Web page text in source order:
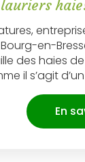
en-
des haies de
il s’agit
En